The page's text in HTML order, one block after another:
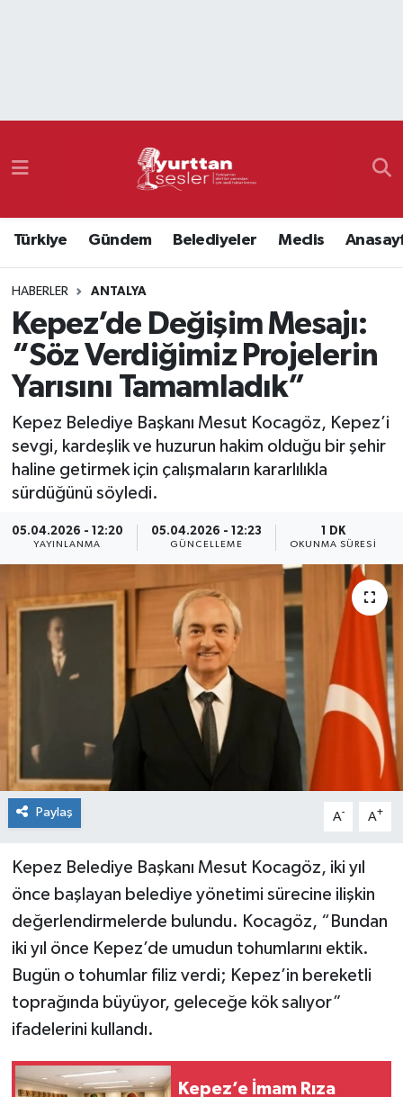
Türkiye Gündem Belediyeler Meclis
HABERLER ANTALYA
Kepez’de Değişim Mesajı:
“Söz Verdiğimiz Projelerin
Yarısını Tamamladık”
Kepez Belediye Başkanı Mesut Kocagöz, Kepez’i
sevgi, kardeşlik ve huzurun hakim olduğu bir şehir
haline getirmek için çalışmaların kararlılıkla
sürdüğünü söyledi.
05.04.2026 - 12:20
YAYINLANMA
05.04.2026 - 12:23
GÜNCELLEME
1 DK
OKUNMA SÜRESI
Paylaş A- A+
Kepez Belediye Başkanı Mesut Kocagöz, iki yıl
önce başlayan belediye yönetimi sürecine ilişkin
değerlendirmelerde bulundu. Kocagöz, “Bundan
iki yıl önce Kepez’de umudun tohumlarını ektik.
Bugün o tohumlar filiz verdi; Kepez’in bereketli
toprağında büyüyor, geleceğe kök salıyor”
ifadelerini kullandı.
Kepez’e İmam Rıza
Namaz Vakitleri
Süper Lig Puan Durumu ve Fikstür
Tüm Manşetler
Son Dakika Haberleri
Haber Arşivi